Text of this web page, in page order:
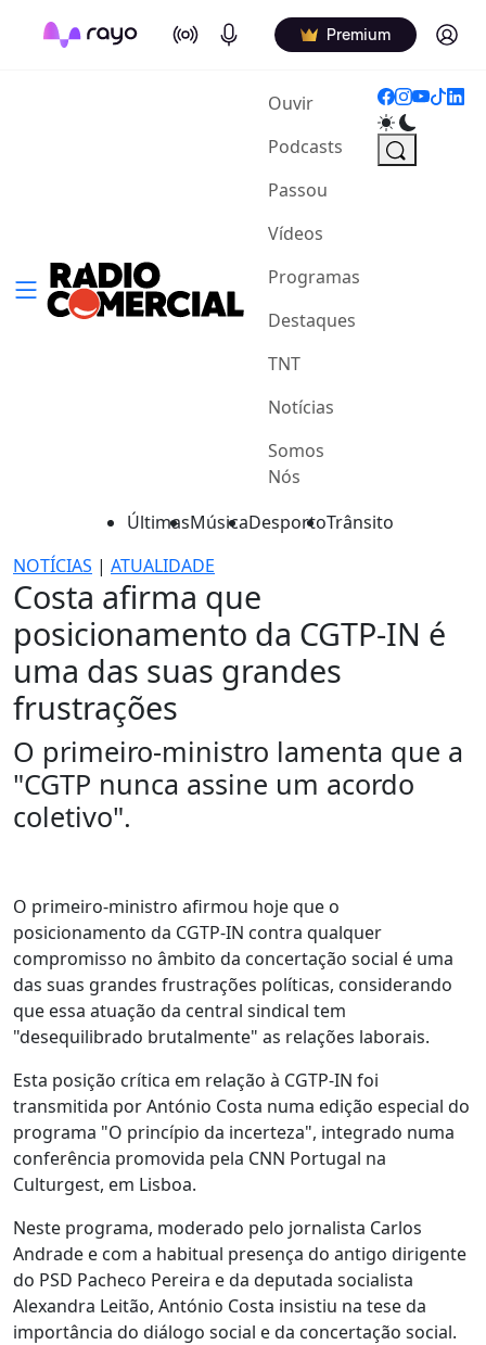
On Air Podcasts Premium Log in
Ouvir(current)
Podcasts
Passou
Vídeos
Programas
Destaques
TNT
Notícias
Somos
Nós
ÚltimasMúsicaDesportoTrânsito
NOTÍCIAS | ATUALIDADE
Costa afirma que
posicionamento da CGTP-IN é
uma das suas grandes
frustrações
O primeiro-ministro lamenta que a
"CGTP nunca assine um acordo
coletivo".
O primeiro-ministro afirmou hoje que o
posicionamento da CGTP-IN contra qualquer
compromisso no âmbito da concertação social é uma
das suas grandes frustrações políticas, considerando
que essa atuação da central sindical tem
"desequilibrado brutalmente" as relações laborais.
Esta posição crítica em relação à CGTP-IN foi
transmitida por António Costa numa edição especial do
programa "O princípio da incerteza", integrado numa
conferência promovida pela CNN Portugal na
Culturgest, em Lisboa.
Neste programa, moderado pelo jornalista Carlos
Andrade e com a habitual presença do antigo dirigente
do PSD Pacheco Pereira e da deputada socialista
Alexandra Leitão, António Costa insistiu na tese da
importância do diálogo social e da concertação social.